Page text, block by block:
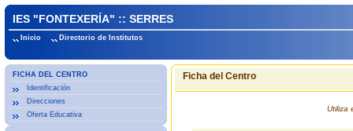
IES "FONTEXERÍA" :: SERRES
Inicio Directorio de Institutos
FICHA DEL CENTRO
Identificación
Direcciones
Oferta Educativa
Ficha del Centro
Utiliza